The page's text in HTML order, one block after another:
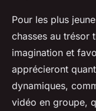
Pour les plus
chasses au trésor
imagination et
apprécieront
dynamiques,
vidéo en groupe,